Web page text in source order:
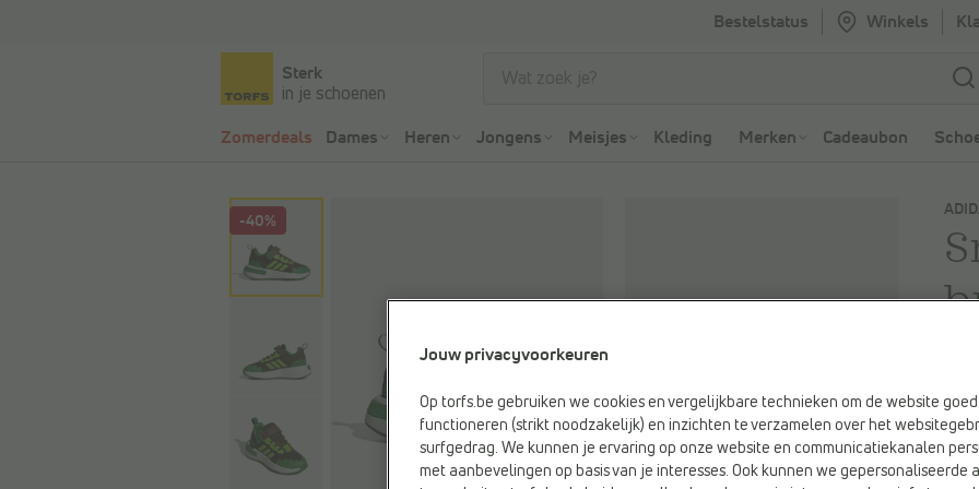
Bestelstatus Winkels
Sterk
in je schoenen
Zomerdeals Dames Heren Jongens Meisjes Kleding Merken Cadeaubon
-40%
Je
€
Jouw privacyvoorkeuren
Op torfs.be gebruiken we cookies en vergelijkbare technieken om de website
functioneren (strikt noodzakelijk) en inzichten te verzamelen over het
surfgedrag. We kunnen je ervaring op onze website en communicatiekanalen
met aanbevelingen op basis van je interesses. Ook kunnen we gepersonaliseerde